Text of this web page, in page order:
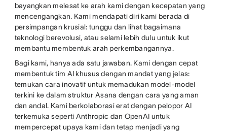
bayangkan melesat ke arah kami dengan kecepatan yang
mencengangkan. Kami mendapati diri kami berada di
persimpangan krusial: tunggu dan lihat bagaimana
teknologi berevolusi, atau selami lebih dulu untuk ikut
membantu membentuk arah perkembangannya.
Bagi kami, hanya ada satu jawaban. Kami dengan cepat
membentuk tim AI khusus dengan mandat yang jelas:
temukan cara inovatif untuk memadukan model-model
terkini ke dalam struktur Asana dengan cara yang aman
dan andal. Kami berkolaborasi erat dengan pelopor AI
terkemuka seperti Anthropic dan OpenAI untuk
mempercepat upaya kami dan tetap menjadi yang